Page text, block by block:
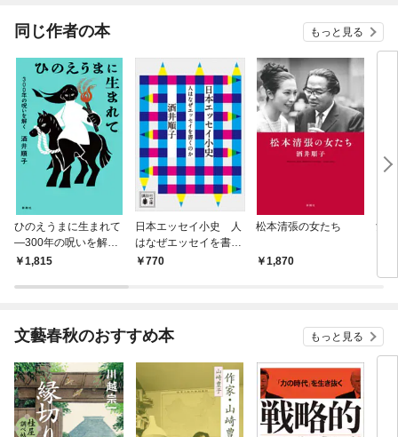
同じ作者の本 もっと見る
ひのえうまに生まれて
—300年の呪いを解く
—1,815
日本エッセイ小史 人
はなぜエッセイを書く
のか770
松本清張の女たち
1,870
女
文藝春秋のおすすめ本 もっと見る